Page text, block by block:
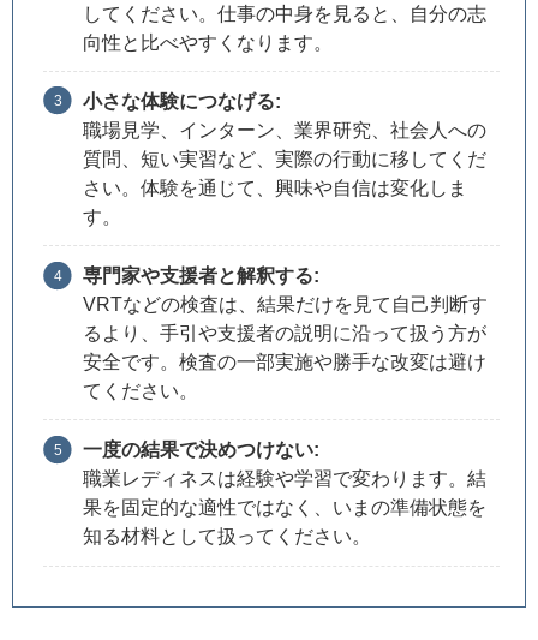
してください。仕事の中身を見ると、自分の志
向性と比べやすくなります。
小さな体験につなげる:
職場見学、インターン、業界研究、社会人への
質問、短い実習など、実際の行動に移してくだ
さい。体験を通じて、興味や自信は変化しま
す。
専門家や支援者と解釈する:
VRTなどの検査は、結果だけを見て自己判断す
るより、手引や支援者の説明に沿って扱う方が
安全です。検査の一部実施や勝手な改変は避け
てください。
一度の結果で決めつけない:
職業レディネスは経験や学習で変わります。結
果を固定的な適性ではなく、いまの準備状態を
知る材料として扱ってください。